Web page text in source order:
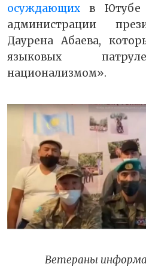
осуждающих в Ютубе
администрации
Даурена Абаева,
языковых
национализмом».
Ветераны